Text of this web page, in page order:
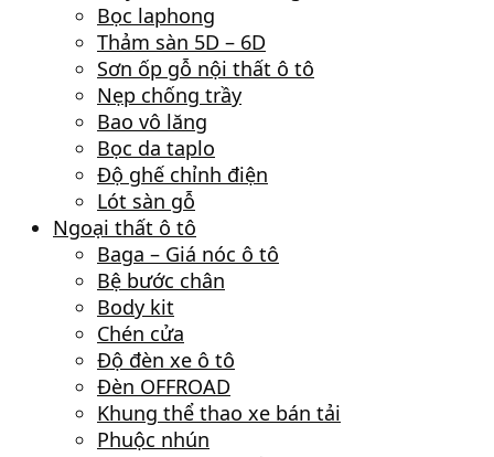
Bọc laphong
Thảm sàn 5D – 6D
Sơn ốp gỗ nội thất ô tô
Nẹp chống trầy
Bao vô lăng
Bọc da taplo
Độ ghế chỉnh điện
Lót sàn gỗ
Ngoại thất ô tô
Baga – Giá nóc ô tô
Bệ bước chân
Body kit
Chén cửa
Độ đèn xe ô tô
Đèn OFFROAD
Khung thể thao xe bán tải
Phuộc nhún